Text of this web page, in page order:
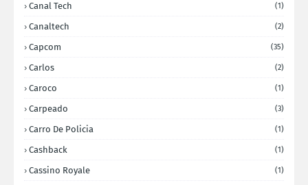
Canal Tech (1)
Canaltech (2)
Capcom (35)
Carlos (2)
Caroco (1)
Carpeado (3)
Carro De Policia (1)
Cashback (1)
Cassino Royale (1)